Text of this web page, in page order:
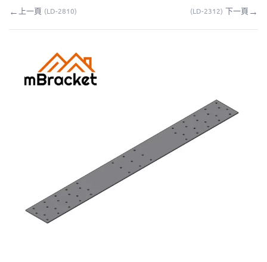
下載
線上詢價
我的詢價
← 上一頁 (LD-2810) (LD-2312) 下一頁 →